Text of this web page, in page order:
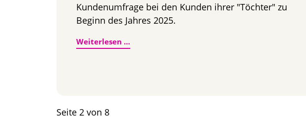
Kundenumfrage bei den Kunden ihrer "Töchter" zu
Beginn des Jahres 2025.
Weiterlesen …
Seite 2 von 8